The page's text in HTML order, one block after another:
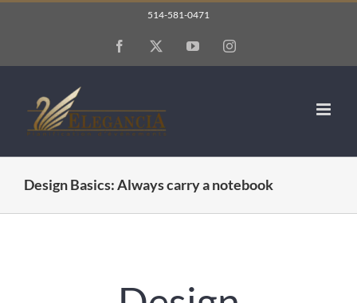
514-581-0471
Facebook YouTubeInstagram
Design Basics: Always carry a notebook